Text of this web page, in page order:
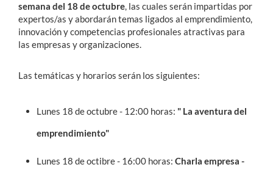
semana del 18 de octubre, las cuales serán impartidas por
expertos/as y abordarán temas ligados al emprendimiento,
innovación y competencias profesionales atractivas para
las empresas y organizaciones.
Las temáticas y horarios serán los siguientes:
Lunes 18 de octubre - 12:00 horas: " La aventura del
emprendimiento"
Lunes 18 de octibre - 16:00 horas: Charla empresa -